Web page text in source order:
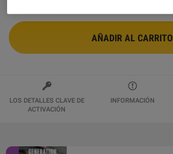
AÑADIR AL CARRITO
LOS DETALLES CLAVE DE
ACTIVACIÓN
INFORMACIÓN